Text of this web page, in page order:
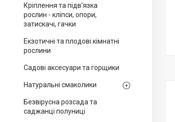
Кріплення та підв'язка
рослин - кліпси, опори,
затискачі, гачки
Екзотичні та плодові кімнатні
рослини
Садові аксесуари та горщики
Натуральні смаколики
Безвірусна розсада та
саджанці полуниці